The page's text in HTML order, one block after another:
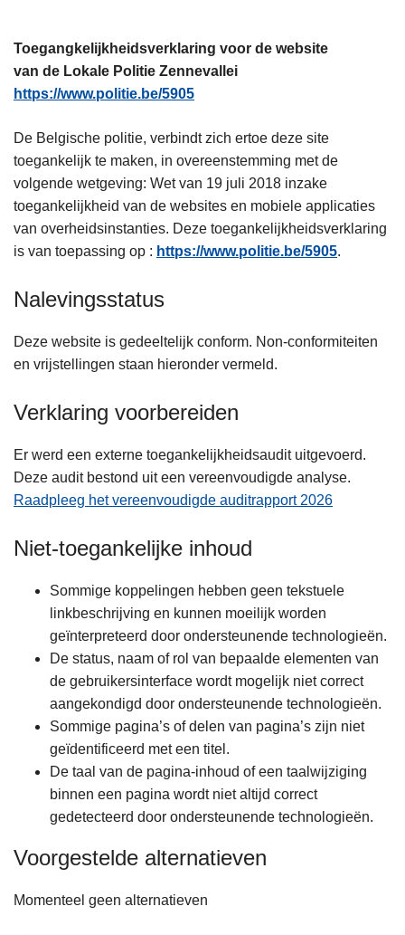
Toegangkelijkheidsverklaring voor de website
van de Lokale Politie Zennevallei
https://www.politie.be/5905
De Belgische politie, verbindt zich ertoe deze site
toegankelijk te maken, in overeenstemming met de
volgende wetgeving: Wet van 19 juli 2018 inzake
toegankelijkheid van de websites en mobiele applicaties
van overheidsinstanties. Deze toegankelijkheidsverklaring
is van toepassing op : https://www.politie.be/5905.
Nalevingsstatus
Deze website is gedeeltelijk conform. Non-conformiteiten
en vrijstellingen staan hieronder vermeld.
Verklaring voorbereiden
Er werd een externe toegankelijkheidsaudit uitgevoerd.
Deze audit bestond uit een vereenvoudigde analyse.
Raadpleeg het vereenvoudigde auditrapport 2026
Niet-toegankelijke inhoud
Sommige koppelingen hebben geen tekstuele
linkbeschrijving en kunnen moeilijk worden
geïnterpreteerd door ondersteunende technologieën.
De status, naam of rol van bepaalde elementen van
de gebruikersinterface wordt mogelijk niet correct
aangekondigd door ondersteunende technologieën.
Sommige pagina’s of delen van pagina’s zijn niet
geïdentificeerd met een titel.
De taal van de pagina-inhoud of een taalwijziging
binnen een pagina wordt niet altijd correct
gedetecteerd door ondersteunende technologieën.
Voorgestelde alternatieven
Momenteel geen alternatieven